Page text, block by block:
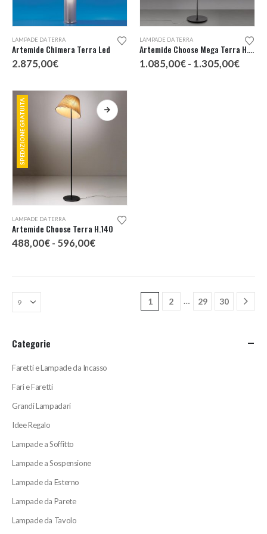
LAMPADE DA TERRA
Artemide Chimera Terra Led
2.875,00€
prodotto
ha
LAMPADE DA TERRA
Artemide Choose Mega Terra H.178
1.085,00€ - 1.305,00€Fascia
SPEDIZIONE GRATUITA
prodotto
ha
Le
opzioni
possono
nella
del
prodotto
LAMPADE DA TERRA
Artemide Choose Terra H.140
488,00€ - 596,00€Fascia
488,00€
1 2 … 29 30
Categorie
Faretti e Lampade da Incasso
Fari e Faretti
Grandi Lampadari
Idee Regalo
Lampade a Soffitto
Lampade a Sospensione
Lampade da Esterno
Lampade da Parete
Lampade da Tavolo